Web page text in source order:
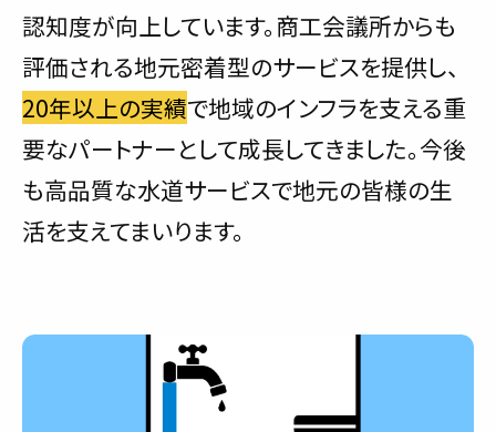
認知度が向上しています。商工会議所からも
評価される地元密着型のサービスを提供し、
20年以上の実績で地域のインフラを支える重
要なパートナーとして成長してきました。今後
も高品質な水道サービスで地元の皆様の生
活を支えてまいります。